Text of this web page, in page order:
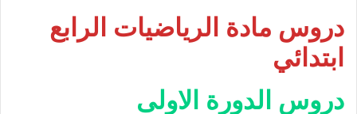
دروس مادة الرياضيات الرابع
ابتدائي
دروس الدورة الاولى